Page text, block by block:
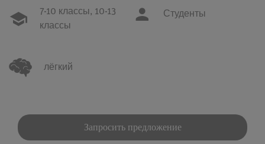
7-10 классы, 10-13
классы
Студенты
лёгкий
Запросить предложение